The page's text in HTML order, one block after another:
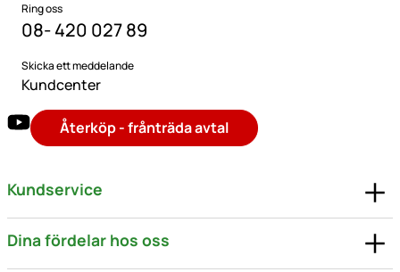
Ring oss
08- 420 027 89
Skicka ett meddelande
Kundcenter
Återköp - frånträda avtal
Kundservice
Dina fördelar hos oss